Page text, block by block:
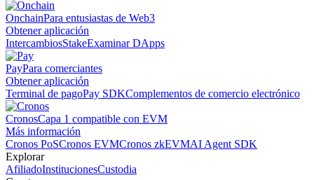
OnchainPara entusiastas de Web3
Obtener aplicación
IntercambiosStakeExaminar DApps
PayPara comerciantes
Obtener aplicación
Terminal de pagoPay SDKComplementos de comercio electrónico
CronosCapa 1 compatible con EVM
Más información
Cronos PoSCronos EVMCronos zkEVMAI Agent SDK
Explorar
AfiliadoInstitucionesCustodia